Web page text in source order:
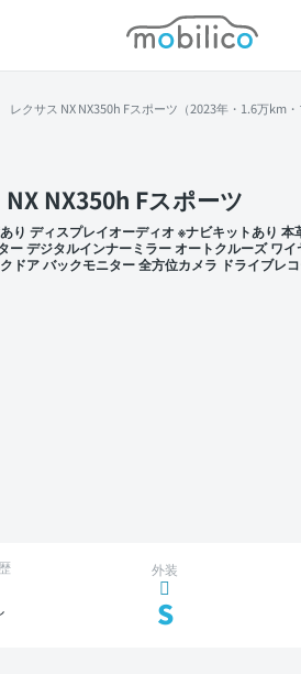
モビリコ
レクサス NX NX350h Fスポーツ（2023年・1.6万km・
NX350h Fスポーツ
り ディスプレイオーディオ ※ナビキットあり 本
ー デジタルインナーミラー オートクルーズ ワ
ドア バックモニター 全方位カメラ ドライブレ
外装
S